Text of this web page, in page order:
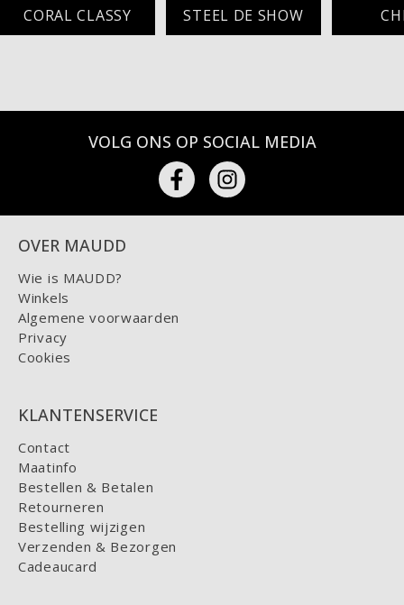
CORAL CLASSY STEEL DE SHOW
VOLG ONS OP SOCIAL MEDIA
OVER MAUDD
Wie is MAUDD?
Winkels
Algemene voorwaarden
Privacy
Cookies
KLANTENSERVICE
Contact
Maatinfo
Bestellen & Betalen
Retourneren
Bestelling wijzigen
Verzenden & Bezorgen
Cadeaucard